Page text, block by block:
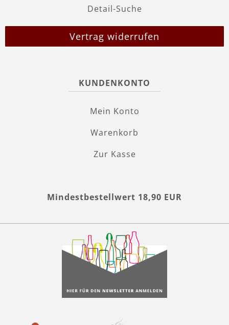
Detail-Suche
Vertrag widerrufen
KUNDENKONTO
Mein Konto
Warenkorb
Zur Kasse
Mindestbestellwert 18,90 EUR